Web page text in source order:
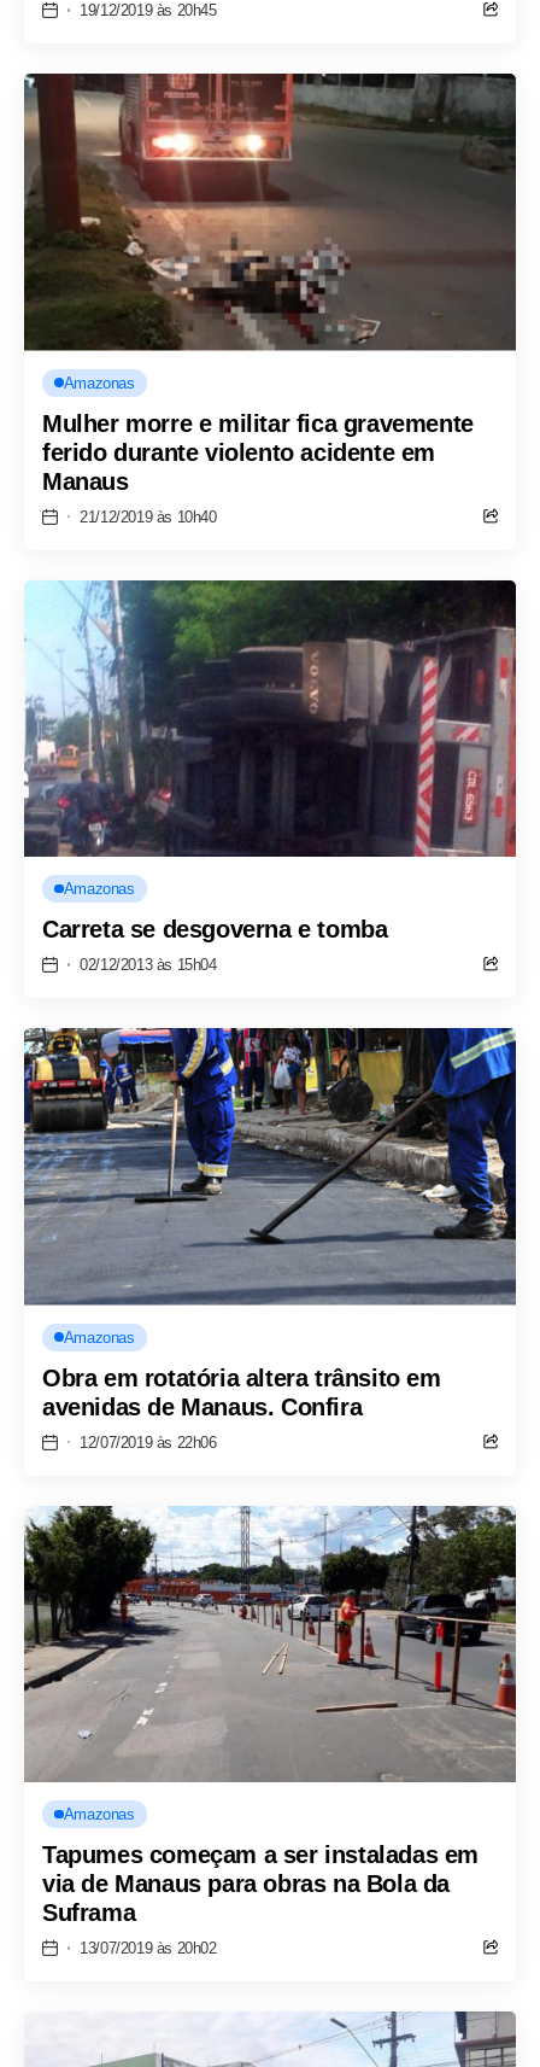
19/12/2019 às 20h45
Amazonas
Mulher morre e militar fica gravemente
ferido durante violento acidente em
Manaus
21/12/2019 às 10h40
Amazonas
Carreta se desgoverna e tomba
02/12/2013 às 15h04
Amazonas
Obra em rotatória altera trânsito em
avenidas de Manaus. Confira
12/07/2019 às 22h06
Amazonas
Tapumes começam a ser instaladas em
via de Manaus para obras na Bola da
Suframa
13/07/2019 às 20h02